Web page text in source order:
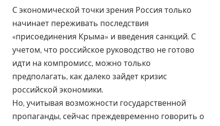
С экономической точки зрения Россия только
начинает переживать последствия
«присоединения Крыма» и введения санкций. С
учетом, что российское руководство не готово
идти на компромисс, можно только
предполагать, как далеко зайдет кризис
российской экономики.
Но, учитывая возможности государственной
пропаганды, сейчас преждевременно говорить о